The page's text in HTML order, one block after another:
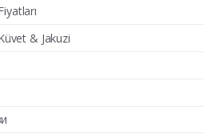
& Jakuzi